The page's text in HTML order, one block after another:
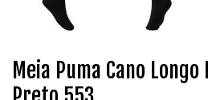
Meia Puma Cano